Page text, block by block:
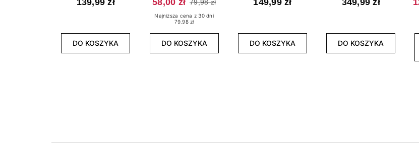
DO KOSZYKA
79,98 zł
Najniższa cena z 30 dni
79.98 zł
DO KOSZYKA DO KOSZYKA DO KOSZYKA